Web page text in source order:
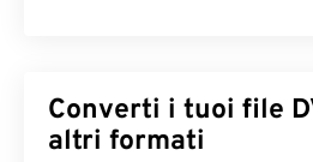
Converti i tuoi file DVR-MS in
altri formati